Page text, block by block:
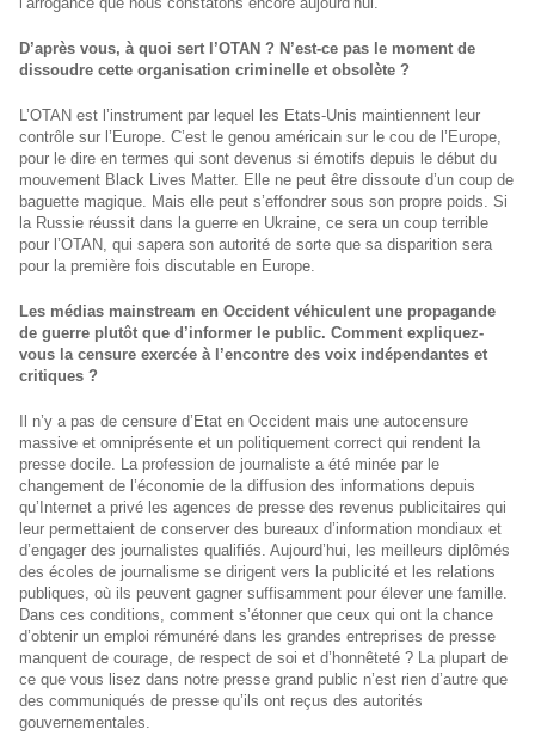
D’après vous, à quoi sert l’OTAN ? N’est-ce pas le moment de
dissoudre cette organisation criminelle et obsolète ?
L’OTAN est l’instrument par lequel les Etats-Unis maintiennent leur
contrôle sur l’Europe. C’est le genou américain sur le cou de l’Europe,
pour le dire en termes qui sont devenus si émotifs depuis le début du
mouvement Black Lives Matter. Elle ne peut être dissoute d’un coup de
baguette magique. Mais elle peut s’effondrer sous son propre poids. Si
la Russie réussit dans la guerre en Ukraine, ce sera un coup terrible
pour l’OTAN, qui sapera son autorité de sorte que sa disparition sera
pour la première fois discutable en Europe.
Les médias mainstream en Occident véhiculent une propagande
de guerre plutôt que d’informer le public. Comment expliquez-
vous la censure exercée à l’encontre des voix indépendantes et
critiques ?
Il n’y a pas de censure d’Etat en Occident mais une autocensure
massive et omniprésente et un politiquement correct qui rendent la
presse docile. La profession de journaliste a été minée par le
changement de l’économie de la diffusion des informations depuis
qu’Internet a privé les agences de presse des revenus publicitaires qui
leur permettaient de conserver des bureaux d’information mondiaux et
d’engager des journalistes qualifiés. Aujourd’hui, les meilleurs diplômés
des écoles de journalisme se dirigent vers la publicité et les relations
publiques, où ils peuvent gagner suffisamment pour élever une famille.
Dans ces conditions, comment s’étonner que ceux qui ont la chance
d’obtenir un emploi rémunéré dans les grandes entreprises de presse
manquent de courage, de respect de soi et d’honnêteté ? La plupart de
ce que vous lisez dans notre presse grand public n’est rien d’autre que
des communiqués de presse qu’ils ont reçus des autorités
gouvernementales.